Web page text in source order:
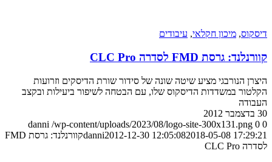
דיסקוס, מיכון חקלאי, עיבודים
קוורנלנד: גרסת FMD לסדרה CLC Pro
היצרן הנורבגי מציע שיטה שונה של סידור שורת הדיסקים וזרועות
הקלטור במשדדות הדיסקוס שלו, עם הבטחה לשיפור ביעילות ובקצב
העבודה
30 בדצמבר 2012
0
0
danni /wp-content/uploads/2023/08/logo-site-300x131.png
danni2012-12-30 12:05:082018-05-08 17:29:21
קוורנלנד: גרסת FMD
לסדרה CLC Pro